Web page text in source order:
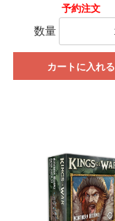
予約注文
数量
カートに入れる